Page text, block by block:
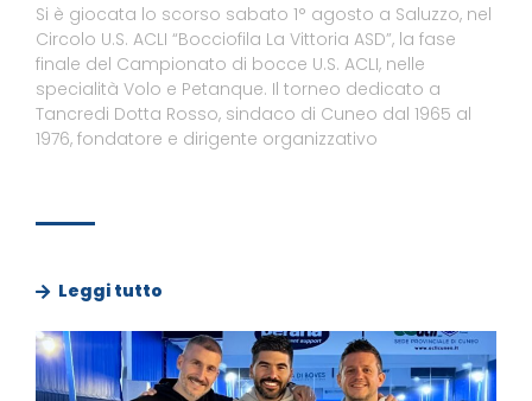
Si è giocata lo scorso sabato 1° agosto a Saluzzo, nel
Circolo U.S. ACLI “Bocciofila La Vittoria ASD”, la fase
finale del Campionato di bocce U.S. ACLI, nelle
specialità Volo e Petanque. Il torneo dedicato a
Tancredi Dotta Rosso, sindaco di Cuneo dal 1965 al
1976, fondatore e dirigente organizzativo
Leggi tutto